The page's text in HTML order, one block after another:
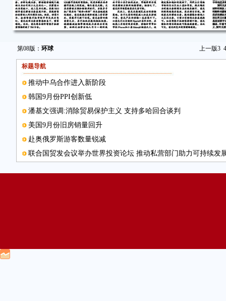
第08版： 环球 上一版3 4
标题导航
推动中乌合作进入新阶段
韩国9月份PPI创新低
潘基文强调:消除贸易保护主义 支持多哈回合谈判
美国9月份旧房销量回升
赴奥俄罗斯游客数量锐减
联合国贸发会议举办世界投资论坛 推动私营部门助力可持续发